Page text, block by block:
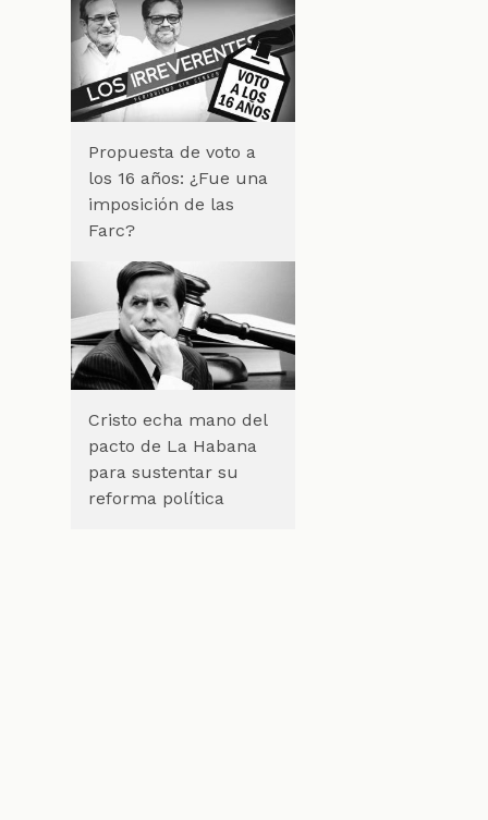
Propuesta de voto a
los 16 años: ¿Fue una
imposición de las
Farc?
Cristo echa mano del
pacto de La Habana
para sustentar su
reforma política